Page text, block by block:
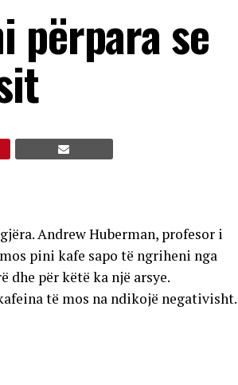
përpara se
Andrew Huberman, profesor i
pini kafe sapo të ngriheni nga
dhe për këtë ka një arsye.
të mos na ndikojë negativisht.